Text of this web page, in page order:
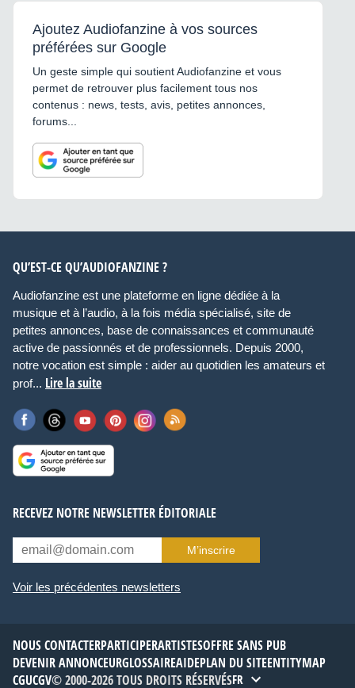
Ajoutez Audiofanzine à vos sources
préférées sur Google
Un geste simple qui soutient Audiofanzine et vous
permet de retrouver plus facilement tous nos
contenus : news, tests, avis, petites annonces,
forums...
QU’EST-CE QU’AUDIOFANZINE ?
Audiofanzine est une plateforme en ligne dédiée à la
musique et à l’audio, à la fois média spécialisé, site de
petites annonces, base de connaissances et communauté
active de passionnés et de professionnels. Depuis 2000,
notre vocation est simple : aider au quotidien les amateurs et
prof... Lire la suite
RECEVEZ NOTRE NEWSLETTER ÉDITORIALE
M’inscrire
Voir les précédentes newsletters
NOUS CONTACTERPARTICIPERARTISTESOFFRE SANS PUB
DEVENIR ANNONCEURGLOSSAIREAIDEPLAN DU SITEENTITYMAP
CGUCGV© 2000-2026 TOUS DROITS RÉSERVÉSFR